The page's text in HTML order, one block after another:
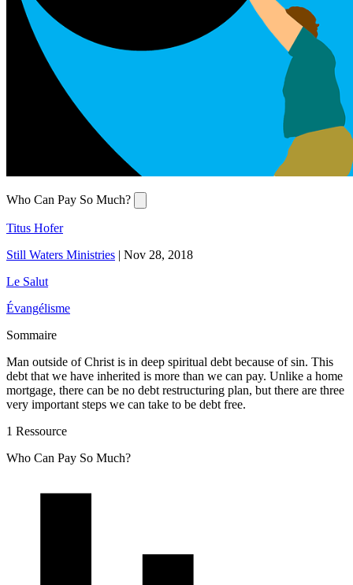
Who Can Pay So Much?
Titus Hofer
Still Waters Ministries | Nov 28, 2018
Le Salut
Évangélisme
Sommaire
Man outside of Christ is in deep spiritual debt because of sin. This
debt that we have inherited is more than we can pay. Unlike a home
mortgage, there can be no debt restructuring plan, but there are three
very important steps we can take to be debt free.
1 Ressource
Who Can Pay So Much?